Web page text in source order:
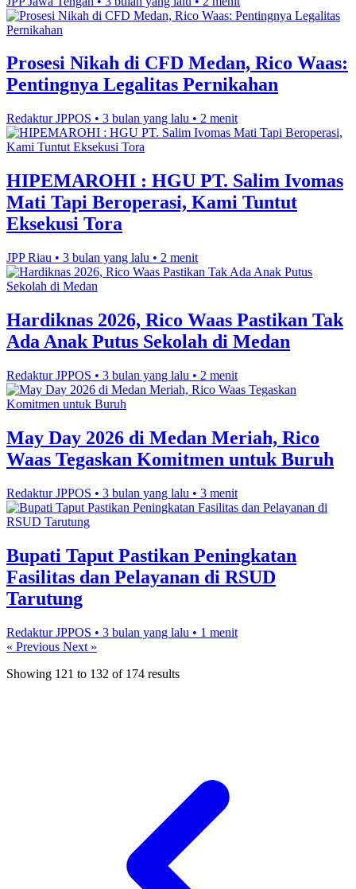
Prosesi Nikah di CFD Medan, Rico Waas:
Pentingnya Legalitas Pernikahan
Redaktur JPPOS • 3 bulan yang lalu • 2 menit
HIPEMAROHI : HGU PT. Salim Ivomas
Mati Tapi Beroperasi, Kami Tuntut
Eksekusi Tora
JPP Riau • 3 bulan yang lalu • 2 menit
Hardiknas 2026, Rico Waas Pastikan Tak
Ada Anak Putus Sekolah di Medan
Redaktur JPPOS • 3 bulan yang lalu • 2 menit
May Day 2026 di Medan Meriah, Rico
Waas Tegaskan Komitmen untuk Buruh
Redaktur JPPOS • 3 bulan yang lalu • 3 menit
Bupati Taput Pastikan Peningkatan
Fasilitas dan Pelayanan di RSUD
Tarutung
Redaktur JPPOS • 3 bulan yang lalu • 1 menit
« Previous Next »
Showing 121 to 132 of 174 results